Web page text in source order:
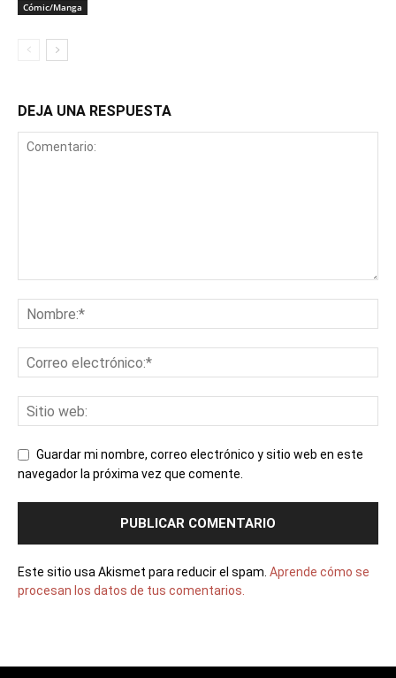
Cómic/Manga
DEJA UNA RESPUESTA
Guardar mi nombre, correo electrónico y sitio web en este
navegador la próxima vez que comente.
Este sitio usa Akismet para reducir el spam. Aprende cómo se
procesan los datos de tus comentarios.